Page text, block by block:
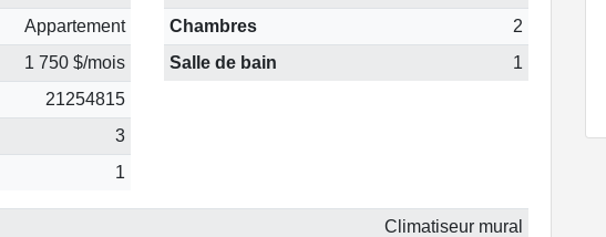
Appartement
1 750 $/mois
21254815
3
1
Chambres
2
Salle de bain
1
Climatiseur mural